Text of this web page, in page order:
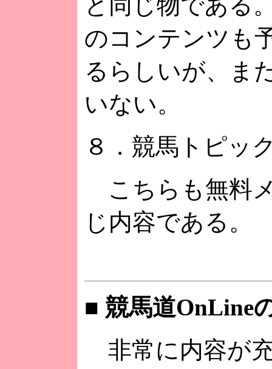
のコンテンツも
るらしいが、ま
いない。
８．競馬トピッ
こちらも無料
じ内容である。
■ 競馬道OnLine
非常に内容が